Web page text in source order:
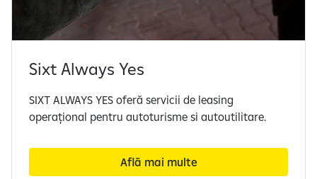
Sixt Always Yes
SIXT ALWAYS YES oferă servicii de leasing
operațional pentru autoturisme si autoutilitare.
Află mai multe